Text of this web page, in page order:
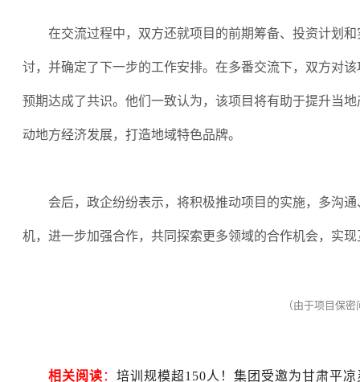
在交流过程中，双方还就项目的前期筹备、投资计划和
讨，并确定了下一步的工作安排。在多番交流下，双方对
预期达成了共识。他们一致认为，该项目将有助于提升当
动地方经济发展，打造地域特色品牌。
会后，政企纷纷表示，将积极推动项目的实施，多沟通
机，进一步加强合作，共同探索更多领域的合作机会，实
（由于项目保
相关阅读 ： 培训规模超150人！集团受邀为甘肃平